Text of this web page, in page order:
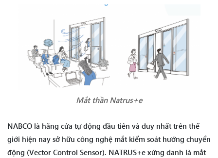
Mắt thần Natrus+e
NABCO là hãng cửa tự động đầu tiên và duy nhất trên thế
giới hiện nay sở hữu công nghệ mắt kiểm soát hướng chuyển
động (Vector Control Sensor). NATRUS+e xứng danh là mắt